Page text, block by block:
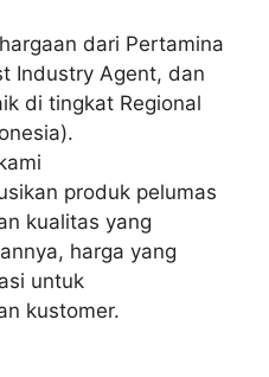
dari Pertamina
Industry Agent, dan
di tingkat Regional
produk pelumas
kualitas yang
harga yang
untuk
kustomer.